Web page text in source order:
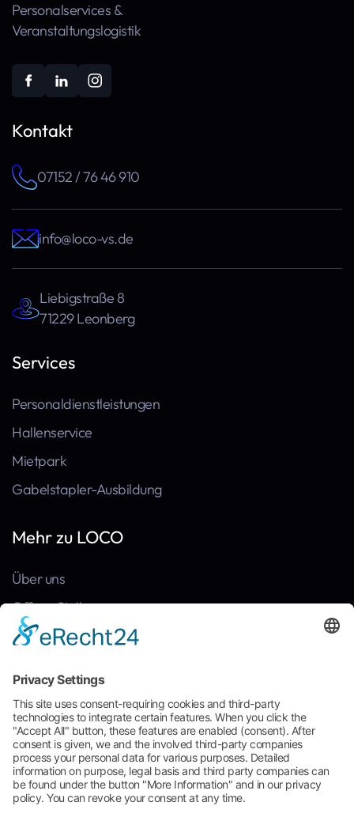
Personal­services &
Veranstaltungs­logistik
Kontakt
07152 / 76 46 910
info@loco-vs.de
Liebigstraße 8
71229 Leonberg
Services
Personaldienstleistungen
Hallenservice
Mietpark
Gabelstapler-Ausbildung
Mehr zu LOCO
Über uns
Offene Stellen
Kontakt
Referenzen
Häufige Fragen
Broschüre zum Download